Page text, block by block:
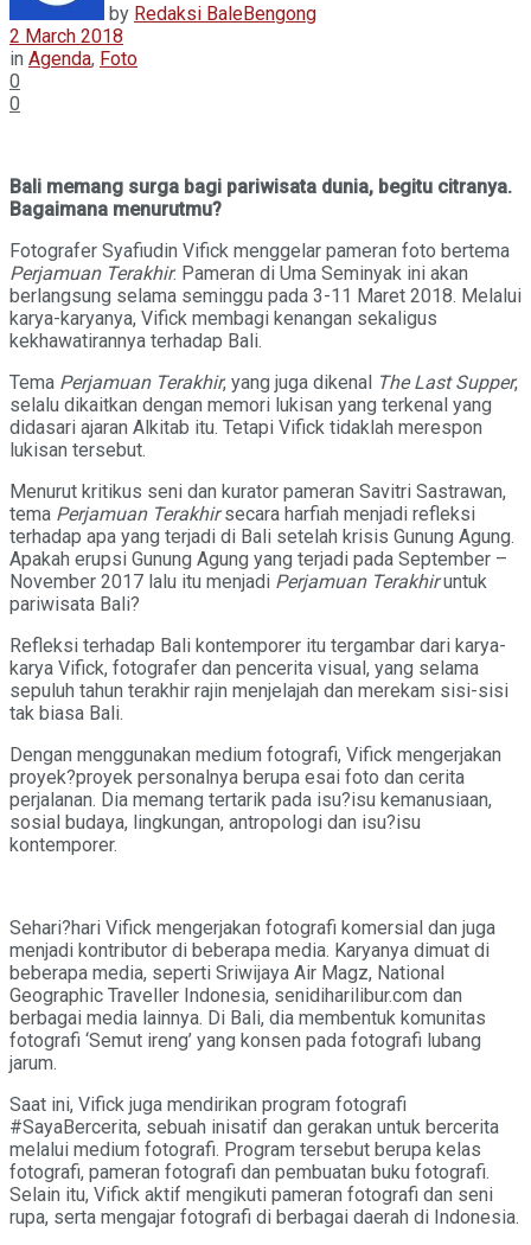
by Redaksi BaleBengong
2 March 2018
in Agenda, Foto
0
0
Bali memang surga bagi pariwisata dunia, begitu citranya.
Bagaimana menurutmu?
Fotografer Syafiudin Vifick menggelar pameran foto bertema
Perjamuan Terakhir. Pameran di Uma Seminyak ini akan
berlangsung selama seminggu pada 3-11 Maret 2018. Melalui
karya-karyanya, Vifick membagi kenangan sekaligus
kekhawatirannya terhadap Bali.
Tema Perjamuan Terakhir, yang juga dikenal The Last Supper,
selalu dikaitkan dengan memori lukisan yang terkenal yang
didasari ajaran Alkitab itu. Tetapi Vifick tidaklah merespon
lukisan tersebut.
Menurut kritikus seni dan kurator pameran Savitri Sastrawan,
tema Perjamuan Terakhirsecara harfiah menjadi refleksi
terhadap apa yang terjadi di Bali setelah krisis Gunung Agung.
Apakah erupsi Gunung Agung yang terjadi pada September –
November 2017 lalu itu menjadi Perjamuan Terakhiruntuk
pariwisata Bali?
Refleksi terhadap Bali kontemporer itu tergambar dari karya-
karya Vifick, fotografer dan pencerita visual, yang selama
sepuluh tahun terakhir rajin menjelajah dan merekam sisi-sisi
tak biasa Bali.
Dengan menggunakan medium fotografi, Vifick mengerjakan
proyek?proyek personalnya berupa esai foto dan cerita
perjalanan. Dia memang tertarik pada isu?isu kemanusiaan,
sosial budaya, lingkungan, antropologi dan isu?isu
kontemporer.
Sehari?hari Vifick mengerjakan fotografi komersial dan juga
menjadi kontributor di beberapa media. Karyanya dimuat di
beberapa media, seperti Sriwijaya Air Magz, National
Geographic Traveller Indonesia, senidiharilibur.com dan
berbagai media lainnya. Di Bali, dia membentuk komunitas
fotografi ‘Semut ireng’ yang konsen pada fotografi lubang
jarum.
Saat ini, Vifick juga mendirikan program fotografi
#SayaBercerita, sebuah inisatif dan gerakan untuk bercerita
melalui medium fotografi. Program tersebut berupa kelas
fotografi, pameran fotografi dan pembuatan buku fotografi.
Selain itu, Vifick aktif mengikuti pameran fotografi dan seni
rupa, serta mengajar fotografi di berbagai daerah di Indonesia.